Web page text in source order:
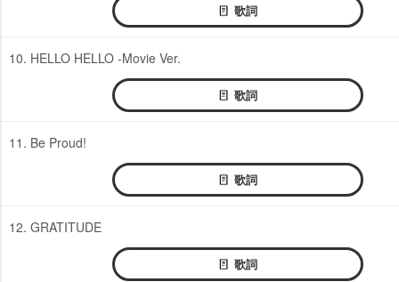
歌詞
10. HELLO HELLO -Movie Ver.
歌詞
11. Be Proud!
歌詞
12. GRATITUDE
歌詞